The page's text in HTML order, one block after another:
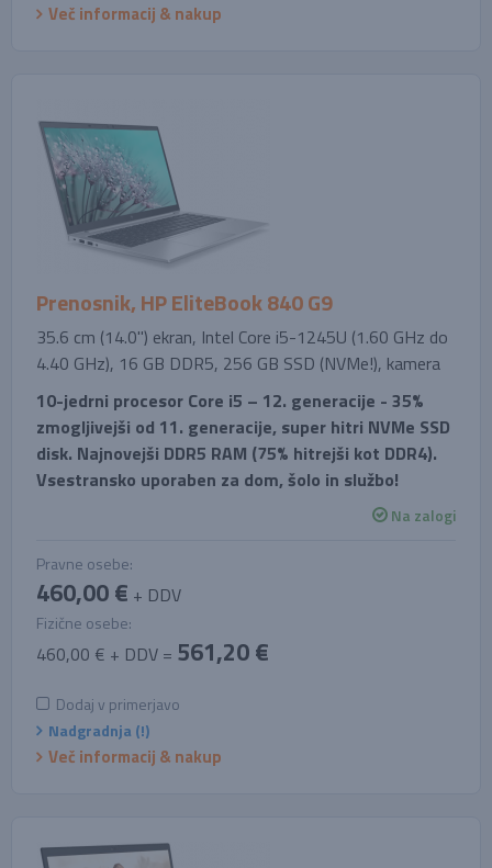
Več informacij & nakup
Prenosnik, HP EliteBook 840 G9
35.6 cm (14.0'') ekran, Intel Core i5-1245U (1.60 GHz do
4.40 GHz), 16 GB DDR5, 256 GB SSD (NVMe!), kamera
10-jedrni procesor Core i5 – 12. generacije - 35%
zmogljivejši od 11. generacije, super hitri NVMe SSD
disk. Najnovejši DDR5 RAM (75% hitrejši kot DDR4).
Vsestransko uporaben za dom, šolo in službo!
Na zalogi
Pravne osebe:
460,00 € + DDV
Fizične osebe:
460,00 € + DDV = 561,20 €
Dodaj v primerjavo
Nadgradnja (!)
Več informacij & nakup